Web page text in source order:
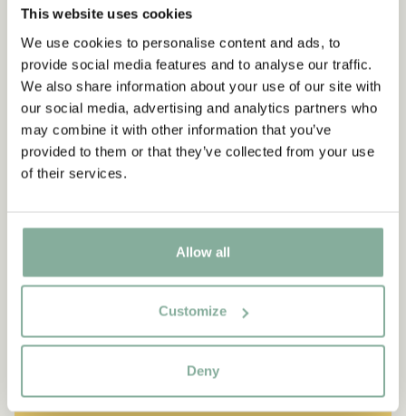
This website uses cookies
We use cookies to personalise content and ads, to
provide social media features and to analyse our traffic.
We also share information about your use of our site with
our social media, advertising and analytics partners who
may combine it with other information that you’ve
provided to them or that they’ve collected from your use
of their services.
Allow all
Customize
Deny
CITAT
“Den som är väldigt stark
måste också vara väldigt
snäll.”
Prenumerera på vårt nyhetsbrev
- få 10% rabatt
Börja prenumerera på Astrid Lindgrenbutikens
nyhetsbrev för unika erbjudanden och fakta om
Astrid Lindgren. Dessutom får du 10% rabatt på